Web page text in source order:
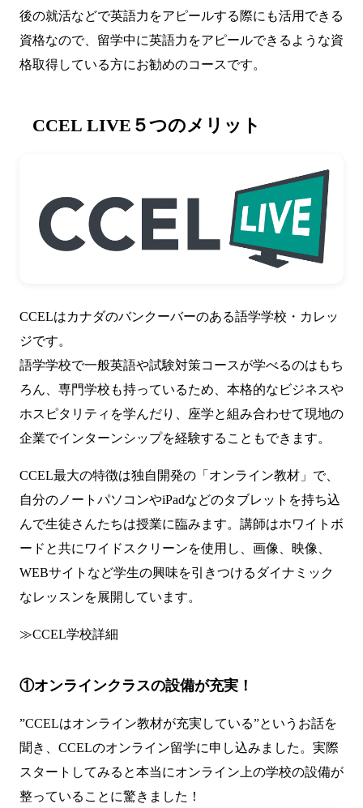
後の就活などで英語力をアピールする際にも活用できる
資格なので、留学中に英語力をアピールできるような資
格取得している方にお勧めのコースです。
CCEL LIVE５つのメリット
CCELはカナダのバンクーバーのある語学学校・カレッ
ジです。
語学学校で一般英語や試験対策コースが学べるのはもち
ろん、専門学校も持っているため、本格的なビジネスや
ホスピタリティを学んだり、座学と組み合わせて現地の
企業でインターンシップを経験することもできます。
CCEL最大の特徴は独自開発の「オンライン教材」で、
自分のノートパソコンやiPadなどのタブレットを持ち込
んで生徒さんたちは授業に臨みます。講師はホワイトボ
ードと共にワイドスクリーンを使用し、画像、映像、
WEBサイトなど学生の興味を引きつけるダイナミック
なレッスンを展開しています。
≫CCEL学校詳細
①オンラインクラスの設備が充実！
”CCELはオンライン教材が充実している”というお話を
聞き、CCELのオンライン留学に申し込みました。実際
スタートしてみると本当にオンライン上の学校の設備が
整っていることに驚きました！